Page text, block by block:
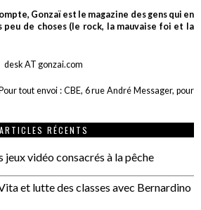
Gonzaï est le magazine des gens qui en
peu de choses (le rock, la mauvaise foi et la
desk AT gonzai.com
tout envoi : CBE, 6 rue André Messager, pour
ARTICLES RÉCENTS
jeux vidéo consacrés à la pêche
et lutte des classes avec Bernardino